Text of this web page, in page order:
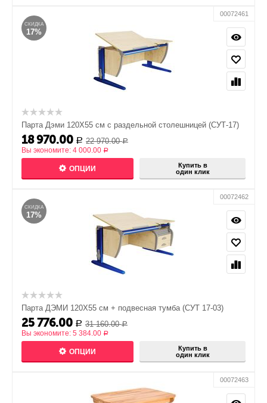
СКИДКА
17%
00072461
Парта Дэми 120Х55 см с раздельной столешницей (СУТ-17)
18 970.00 Р 22 970.00 Р
Вы экономите: 4 000.00 Р
ОПЦИИ
Купить в
один клик
СКИДКА
17%
00072462
Парта ДЭМИ 120Х55 см + подвесная тумба (СУТ 17-03)
25 776.00 Р 31 160.00 Р
Вы экономите: 5 384.00 Р
ОПЦИИ
Купить в
один клик
00072463